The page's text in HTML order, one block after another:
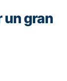
un gran